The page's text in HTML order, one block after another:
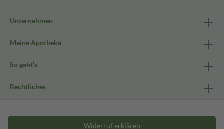
Unternehmen
Meine Apotheke
So geht's
Rechtliches
Widerruf erklären